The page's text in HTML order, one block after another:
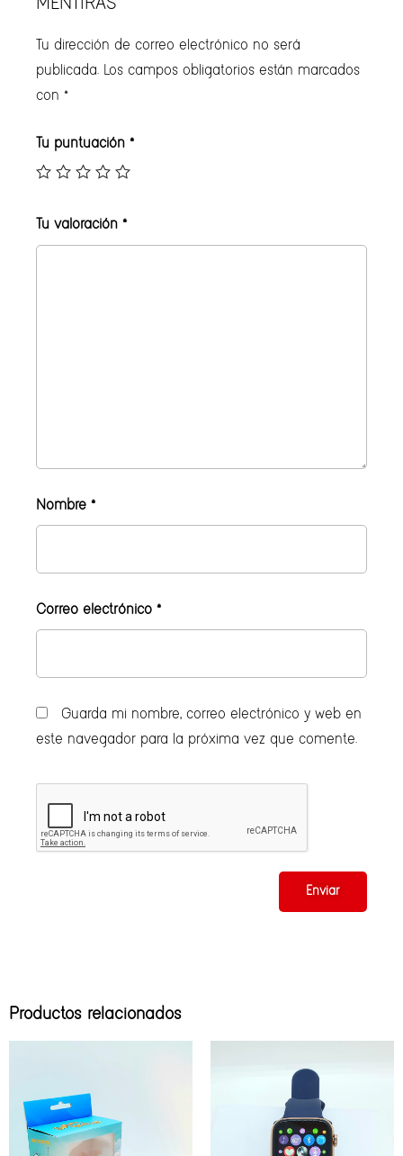
Tu dirección de correo electrónico no será
publicada. Los campos obligatorios están marcados
con *
Tu puntuación *
Tu valoración *
Nombre *
Correo electrónico *
Guarda mi nombre, correo electrónico y web en
este navegador para la próxima vez que comente.
Productos relacionados